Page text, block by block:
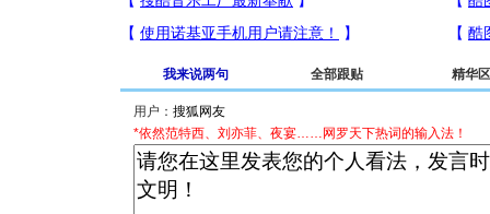
我来说两句 全部跟贴 精华区
用户：
*依然范特西、刘亦菲、夜宴……网罗天下热词的输入法！